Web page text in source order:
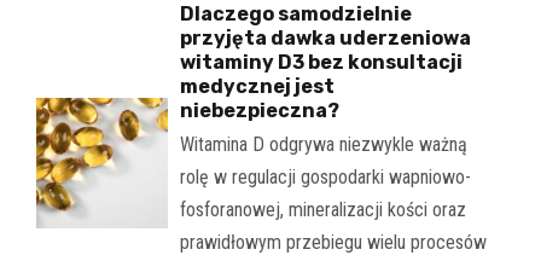
Dlaczego samodzielnie
przyjęta dawka uderzeniowa
witaminy D3 bez konsultacji
medycznej jest
niebezpieczna?
Witamina D odgrywa niezwykle ważną
rolę w regulacji gospodarki wapniowo-
fosforanowej, mineralizacji kości oraz
prawidłowym przebiegu wielu procesów